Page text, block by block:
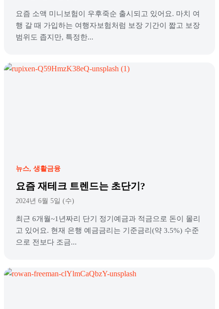
요즘 소액 미니보험이 우후죽순 출시되고 있어요. 마치 여
행 갈 때 가입하는 여행자보험처럼 보장 기간이 짧고 보장
범위도 좁지만, 특정한...
뉴스 생활금융
요즘 재테크 트렌드는 초단기?
2024년 6월 5일 (수)
최근 6개월~1년짜리 단기 정기예금과 적금으로 돈이 몰리
고 있어요. 현재 은행 예금금리는 기준금리(약 3.5%) 수준
으로 전보다 조금...